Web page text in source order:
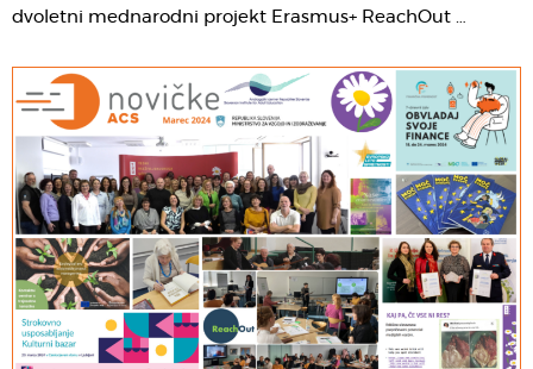
dvoletni mednarodni projekt Erasmus+ ReachOut …